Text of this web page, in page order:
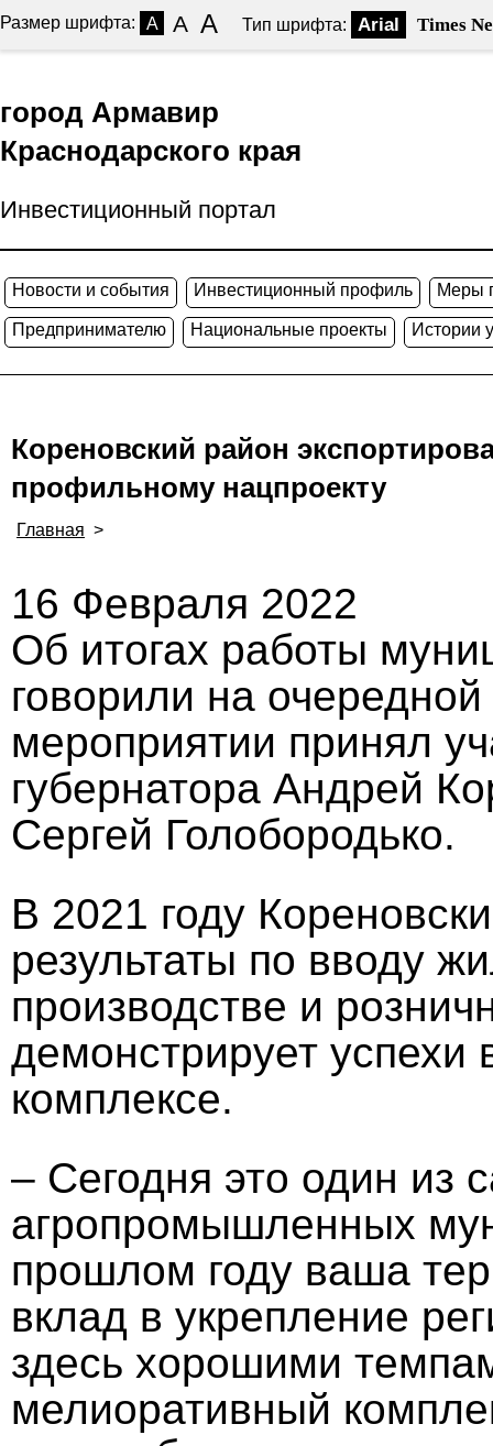
Размер шрифта: A A A Тип шрифта: Arial Times
город Армавир
Краснодарского края
Инвестиционный портал
Новости и события Инвестиционный профиль Меры
Предпринимателю Национальные проекты Истории
Кореновский район
профильному нацпроекту
Главная >
16 Февраля 2022
Об итогах работы
говорили на
мероприятии принял
губернатора Андрей
Сергей Голобородько.
В 2021 году
результаты по вводу
производстве и
демонстрирует
комплексе.
– Сегодня это один из
агропромышленных
прошлом году ваша
вклад в укрепление
здесь хорошими
мелиоративный